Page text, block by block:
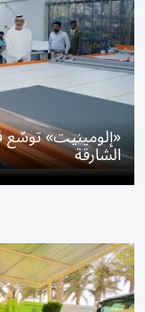
«إلومينيت» توسّع
الشارقة